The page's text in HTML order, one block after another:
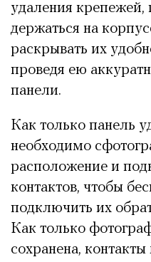
удаления крепежей,
держаться на
раскрывать их
проведя ею
панели.
Как только панель
необходимо
расположение и
контактов, чтобы
подключить их
Как только
сохранена,